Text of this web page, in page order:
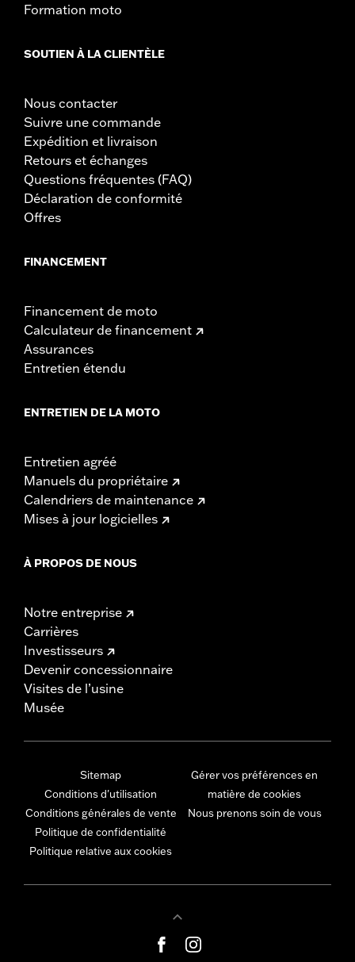
Formation moto
SOUTIEN À LA CLIENTÈLE
Nous contacter
Suivre une commande
Expédition et livraison
Retours et échanges
Questions fréquentes (FAQ)
Déclaration de conformité
Offres
FINANCEMENT
Financement de moto
Calculateur de financement
Assurances
Entretien étendu
ENTRETIEN DE LA MOTO
Entretien agréé
Manuels du propriétaire
Calendriers de maintenance
Mises à jour logicielles
À PROPOS DE NOUS
Notre entreprise
Carrières
Investisseurs
Devenir concessionnaire
Visites de l’usine
Musée
Sitemap
Conditions d'utilisation
Conditions générales de vente
Politique de confidentialité
Politique relative aux cookies
Gérer vos préférences en
matière de cookies
Nous prenons soin de vous